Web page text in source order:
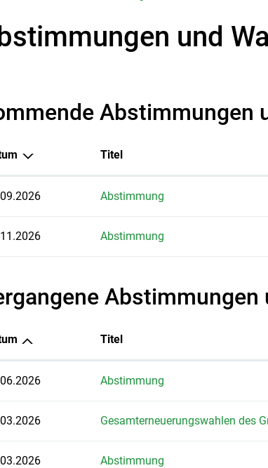
und
Abstimmungen
Titel
Abstimmung
Abstimmung
Abstimmungen
Titel
Abstimmung
Gesamterneuerungswahlen des
Abstimmung